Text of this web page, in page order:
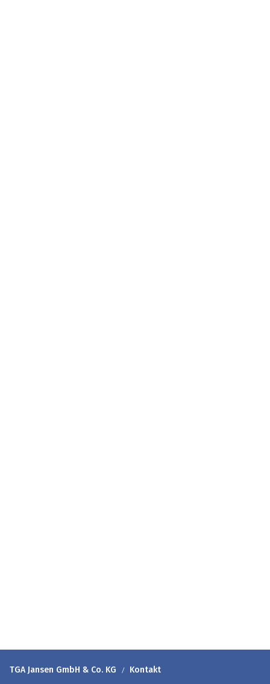
TGA Jansen GmbH & Co. KG Kontakt